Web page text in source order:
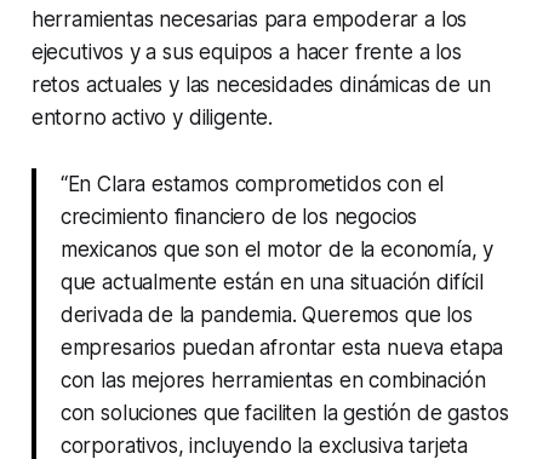
herramientas necesarias para empoderar a los
ejecutivos y a sus equipos a hacer frente a los
retos actuales y las necesidades dinámicas de un
entorno activo y diligente.
“En Clara estamos comprometidos con el
crecimiento financiero de los negocios
mexicanos que son el motor de la economía, y
que actualmente están en una situación difícil
derivada de la pandemia. Queremos que los
empresarios puedan afrontar esta nueva etapa
con las mejores herramientas en combinación
con soluciones que faciliten la gestión de gastos
corporativos, incluyendo la exclusiva tarjeta